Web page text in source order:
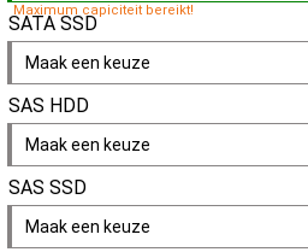
Maximum capiciteit bereikt!
SATA SSD
Maak een keuze
SAS HDD
Maak een keuze
SAS SSD
Maak een keuze